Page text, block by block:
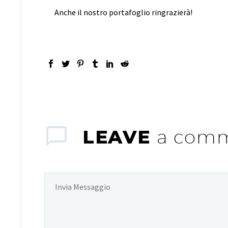
Anche il nostro portafoglio ringrazierà!
LEAVE a